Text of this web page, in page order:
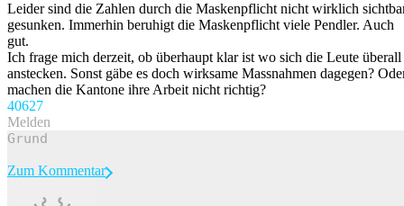
Leider sind die Zahlen durch die Maskenpflicht nicht wirklich
gesunken. Immerhin beruhigt die Maskenpflicht viele Pendler. Auch
gut.
Ich frage mich derzeit, ob überhaupt klar ist wo sich die Leute überall
anstecken. Sonst gäbe es doch wirksame Massnahmen dagegen?
machen die Kantone ihre Arbeit nicht richtig?
40627
Melden
Zum Kommentar